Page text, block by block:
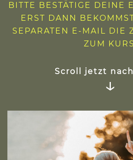
BITTE BESTÄTIGE DEINE
ERST DANN
SEPARATEN E-MAIL DIE
ZUM
Scroll jetzt
↓